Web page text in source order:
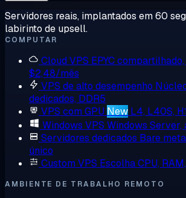
Servidores reais, implantados em 60
labirinto de upsell.
COMPUTAR
Cloud VPS EPYC
$2,48/mês
VPS de alto desempenho
dedicados, DDR5
VPS com GPU New L4, L40S,
Windows VPS Windows
Servidores dedicados Bare
único
Custom VPS Escolha CPU,
AMBIENTE DE TRABALHO REMOTO